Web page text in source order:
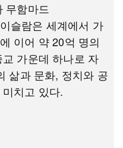
무함마드
슬람은 세계에서 가
이어 약 20억 명의
가운데 하나로 자
삶과 문화, 정치와 공
치고 있다.